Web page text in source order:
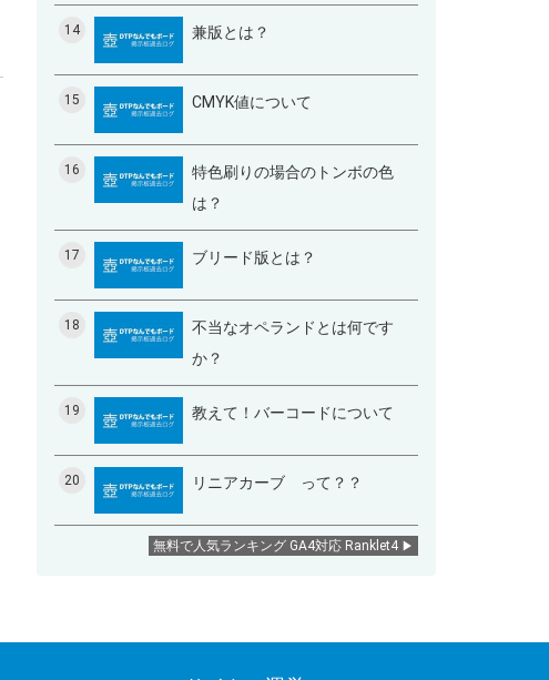
14 兼版とは？
15 CMYK値について
16
特色刷りの場合のトンボの色
は？
17 ブリード版とは？
18
不当なオペランドとは何です
か？
19 教えて！バーコードについて
20 リニアカーブ って？？
無料で人気ランキング GA4対応 Ranklet4